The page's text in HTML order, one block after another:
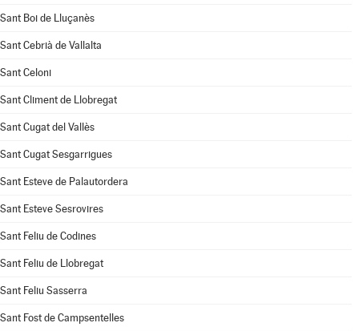
Sant Boi de Lluçanès
Sant Cebrià de Vallalta
Sant Celoni
Sant Climent de Llobregat
Sant Cugat del Vallès
Sant Cugat Sesgarrigues
Sant Esteve de Palautordera
Sant Esteve Sesrovires
Sant Feliu de Codines
Sant Feliu de Llobregat
Sant Feliu Sasserra
Sant Fost de Campsentelles